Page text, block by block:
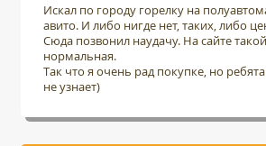
Искал по городу горелку на
авито. И либо нигде нет, таких, либо
Сюда позвонил наудачу. На сайте
нормальная.
Так что я очень рад покупке, но
не узнает)